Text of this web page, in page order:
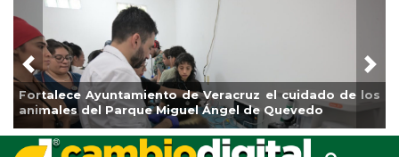
Fortalece Ayuntamiento de Veracruz el cuidado de los
animales del Parque Miguel Ángel de Quevedo
Previous